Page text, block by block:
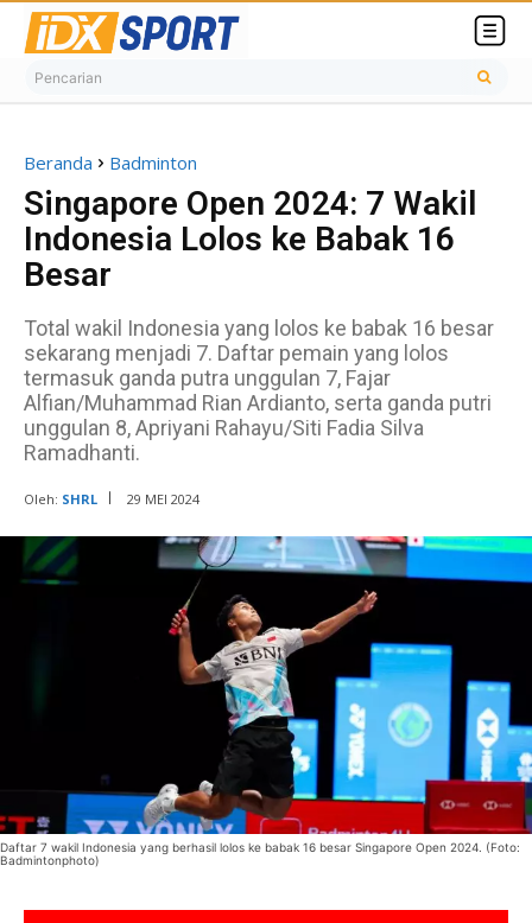
Pencarian
Beranda Badminton
Singapore Open 2024: 7 Wakil
Indonesia Lolos ke Babak 16
Besar
Total wakil Indonesia yang lolos ke babak 16 besar
sekarang menjadi 7. Daftar pemain yang lolos
termasuk ganda putra unggulan 7, Fajar
Alfian/Muhammad Rian Ardianto, serta ganda putri
unggulan 8, Apriyani Rahayu/Siti Fadia Silva
Ramadhanti.
Oleh: SHRL 29 MEI 2024
Daftar 7 wakil Indonesia yang berhasil lolos ke babak 16 besar Singapore Open 2024. (Foto:
Badmintonphoto)